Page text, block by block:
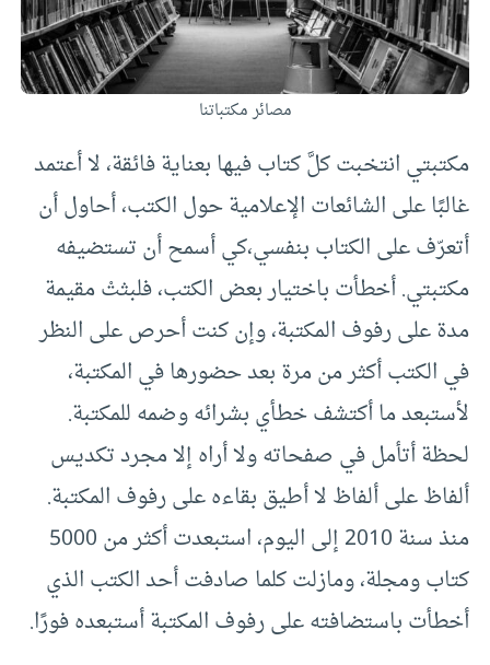
مصائر مكتباتنا
مكتبتي انتخبت كلَّ كتاب فيها بعناية فائقة، لا أعتمد
غالبًا على الشائعات الإعلامية حول الكتب، أحاول أن
أتعرّف على الكتاب بنفسي،كي أسمح أن تستضيفه
مكتبتي. أخطأت باختيار بعض الكتب، فلبثتْ مقيمة
مدة على رفوف المكتبة، وإن كنت أحرص على النظر
في الكتب أكثر من مرة بعد حضورها في المكتبة،
لأستبعد ما أكتشف خطأي بشرائه وضمه للمكتبة.
لحظة أتأمل في صفحاته ولا أراه إلا مجرد تكديس
ألفاظ على ألفاظ لا أطيق بقاءه على رفوف المكتبة.
منذ سنة 2010 إلى اليوم، استبعدت أكثر من 5000
كتاب ومجلة، ومازلت كلما صادفت أحد الكتب الذي
أخطأت باستضافته على رفوف المكتبة أستبعده فورًا.